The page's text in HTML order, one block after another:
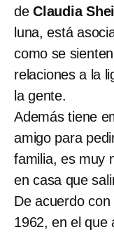
de Claudia
luna, está
como se
relaciones a la
la gente.
Además tiene
amigo para
familia, es muy
en casa que
De acuerdo
1962, en el que